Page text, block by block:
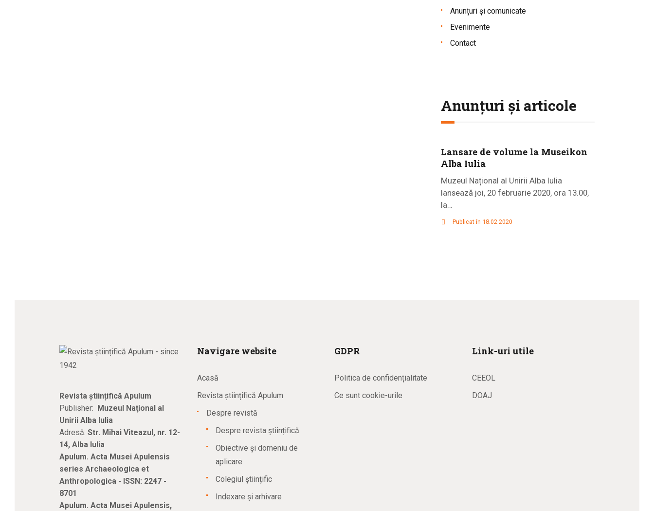
Anunțuri și comunicate
Evenimente
Contact
Anunțuri și articole
Lansare de volume la Museikon
Alba Iulia
Muzeul Național al Unirii Alba Iulia
lansează joi, 20 februarie 2020, ora 13.00,
la…
Publicat în 18.02.2020
Revista științifică Apulum
Publisher:
Muzeul Naţional al
Unirii Alba Iulia
Adresă: Str. Mihai Viteazul, nr. 12-
14, Alba Iulia
Apulum. Acta Musei Apulensis
series Archaeologica et
Anthropologica - ISSN: 2247 -
8701
Apulum. Acta Musei Apulensis,
Navigare website
Acasă
Revista științifică Apulum
Despre revistă
Despre revista științifică
Obiective și domeniu de
aplicare
Colegiul științific
Indexare și arhivare
GDPR
Politica de confidențialitate
Ce sunt cookie-urile
Link-uri utile
CEEOL
DOAJ